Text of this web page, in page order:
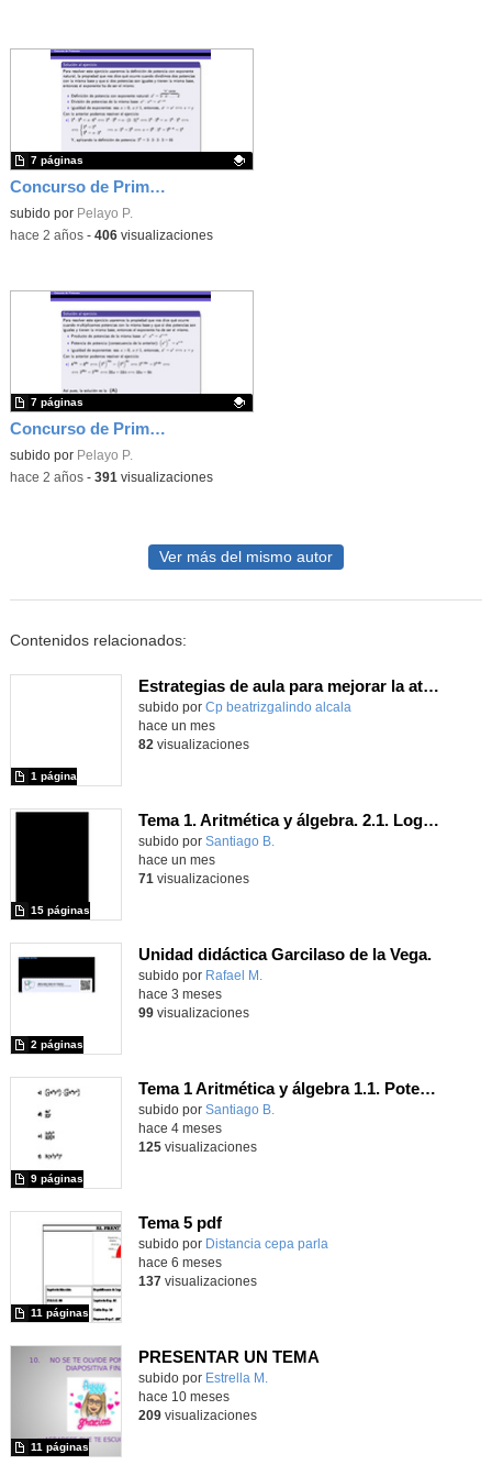
Concurso de Primavera - 2014 - Fase 1 - Nivel 3 - Ejercicio 1
Contenido educativo.
subido por Pelayo P.
7 páginas
-hace 2 años- 406visualizaciones
Concurso de Primavera - 2016 - Fase 2 - Nivel 2 - Ejercicio 8
Contenido educativo.
subido por Pelayo P.
7 páginas
-hace 2 años- 391 visualizaciones
Ver más del mismo autor
Contenidos relacionados:
Estrategias de aula para mejorar la atención y la gestión emocional
Contenido educativo.
subido por Cp beatrizgalindo alcala
1 página
hace un mes
82 visualizaciones
Tema 1. Aritmética y álgebra. 2.1. Logaritmos
Contenido educativo.
subido por Santiago B.
15 páginas
hace un mes
71 visualizaciones
Unidad didáctica Garcilaso de la Vega.
Contenido educativo.
subido por Rafael M.
2 páginas
hace 3 meses
99visualizaciones
Tema 1 Aritmética y álgebra 1.1. Potencias
Contenido educativo.
subido por Santiago B.
9 páginas
hace 4 meses
125visualizaciones
Tema 5 pdf
Contenido educativo.
subido por Distancia cepa parla
11 páginas
hace 6 meses
137visualizaciones
PRESENTAR UN TEMA
Contenido educativo.
subido por Estrella M.
11 páginas
hace 10 meses
209visualizaciones